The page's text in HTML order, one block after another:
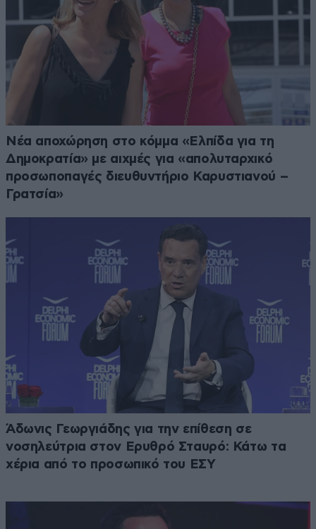
Νέα αποχώρηση στο κόμμα «Ελπίδα για τη
Δημοκρατία» με αιχμές για «απολυταρχικό
προσωποπαγές διευθυντήριο Καρυστιανού –
Γρατσία»
Άδωνις Γεωργιάδης για την επίθεση σε
νοσηλεύτρια στον Ερυθρό Σταυρό: Κάτω τα
χέρια από το προσωπικό του ΕΣΥ